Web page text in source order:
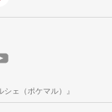
ェ（ポケマル）』